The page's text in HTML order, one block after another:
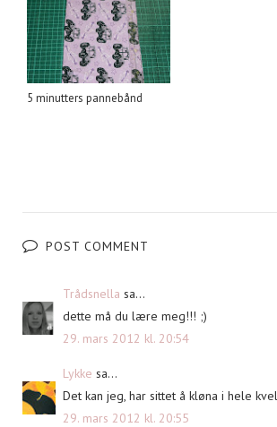
5 minutters pannebånd
POST COMMENT
Trådsnella sa...
dette må du lære meg!!! ;)
29. mars 2012 kl. 20:54
Lykke sa...
Det kan jeg, har sittet å kløna i hele
29. mars 2012 kl. 20:55